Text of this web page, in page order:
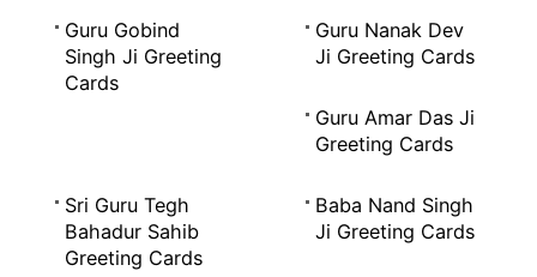
Guru Gobind
Singh Ji Greeting
Cards
Guru Nanak Dev
Ji Greeting Cards
Guru Amar Das Ji
Greeting Cards
Sri Guru Tegh
Bahadur Sahib
Greeting Cards
Baba Nand Singh
Ji Greeting Cards